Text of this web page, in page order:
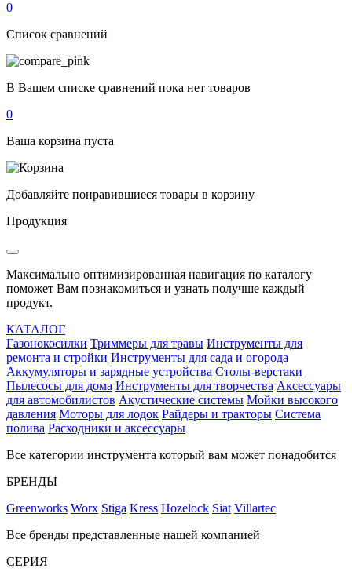
0
Список сравнений
В Вашем списке сравнений пока нет товаров
0
Ваша корзина пуста
Добавляйте понравившиеся товары в корзину
Продукция
Максимально оптимизированная навигация по каталогу
поможет Вам познакомиться и узнать получше каждый
продукт.
КАТАЛОГ
Газонокосилки Триммеры для травы Инструменты для
ремонта и стройки Инструменты для сада и огорода
Аккумуляторы и зарядные устройства Столы-верстаки
Пылесосы для дома Инструменты для творчества Аксессуары
для автомобилистов Акустические системы Мойки высокого
давления Моторы для лодок Райдеры и тракторы Система
полива Расходники и аксессуары
Все категории инструмента который вам может понадобится
БРЕНДЫ
Greenworks Worx Stiga Kress Hozelock Siat Villartec
Все бренды представленные нашей компанией
СЕРИЯ